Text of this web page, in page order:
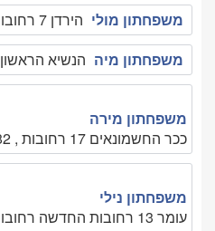
משפחתון מולי הירדן 7 רחובות , 089416556
משפחתון מיה הנשיא הראשון 11 רחובות , 0525933219
משפחתון מירה
ככר החשמונאים 17 רחובות , 089454382
משפחתון נילי
עומר 13 רחובות החדשה רחובות , 0522752248